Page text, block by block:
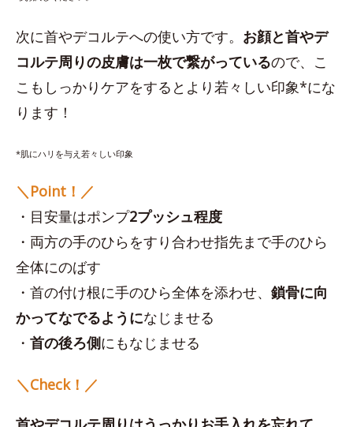
次に首やデコルテへの使い方です。 お顔と首やデ
コルテ周りの皮膚は一枚で繋がっているので、こ
こもしっかりケアをするとより若々しい印象*にな
ります！
*肌にハリを与え若々しい印象
＼Point！／
・目安量はポンプ2プッシュ程度
・両方の手のひらをすり合わせ指先まで手のひら
全体にのばす
・首の付け根に手のひら全体を添わせ、 鎖骨に向
かってなでるようになじませる
・ 首の後ろ側にもなじませる
＼Check！／